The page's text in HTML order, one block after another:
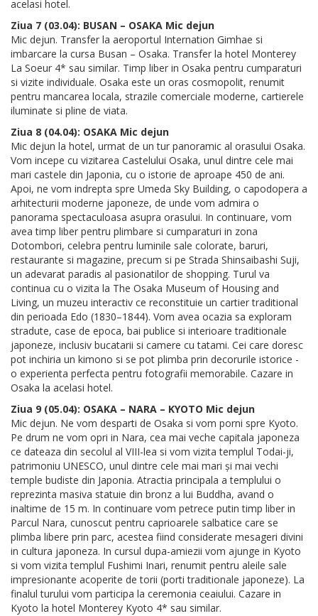
acelasi hotel.
Ziua 7 (03.04): BUSAN – OSAKA Mic dejun
Mic dejun. Transfer la aeroportul Internation Gimhae si
imbarcare la cursa Busan – Osaka. Transfer la hotel Monterey
La Soeur 4* sau similar. Timp liber in Osaka pentru cumparaturi
si vizite individuale. Osaka este un oras cosmopolit, renumit
pentru mancarea locala, strazile comerciale moderne, cartierele
iluminate si pline de viata.
Ziua 8 (04.04): OSAKA Mic dejun
Mic dejun la hotel, urmat de un tur panoramic al orasului Osaka.
Vom incepe cu vizitarea Castelului Osaka, unul dintre cele mai
mari castele din Japonia, cu o istorie de aproape 450 de ani.
Apoi, ne vom indrepta spre Umeda Sky Building, o capodopera a
arhitecturii moderne japoneze, de unde vom admira o
panorama spectaculoasa asupra orasului. In continuare, vom
avea timp liber pentru plimbare si cumparaturi in zona
Dotombori, celebra pentru luminile sale colorate, baruri,
restaurante si magazine, precum si pe Strada Shinsaibashi Suji,
un adevarat paradis al pasionatilor de shopping. Turul va
continua cu o vizita la The Osaka Museum of Housing and
Living, un muzeu interactiv ce reconstituie un cartier traditional
din perioada Edo (1830–1844). Vom avea ocazia sa exploram
stradute, case de epoca, bai publice si interioare traditionale
japoneze, inclusiv bucatarii si camere cu tatami. Cei care doresc
pot inchiria un kimono si se pot plimba prin decorurile istorice -
o experienta perfecta pentru fotografii memorabile. Cazare in
Osaka la acelasi hotel.
Ziua 9 (05.04): OSAKA – NARA – KYOTO Mic dejun
Mic dejun. Ne vom desparti de Osaka si vom porni spre Kyoto.
Pe drum ne vom opri in Nara, cea mai veche capitala japoneza
ce dateaza din secolul al VIII-lea si vom vizita templul Todai-ji,
patrimoniu UNESCO, unul dintre cele mai mari și mai vechi
temple budiste din Japonia. Atractia principala a templului o
reprezinta masiva statuie din bronz a lui Buddha, avand o
inaltime de 15 m. In continuare vom petrece putin timp liber in
Parcul Nara, cunoscut pentru caprioarele salbatice care se
plimba libere prin parc, acestea fiind considerate mesageri divini
in cultura japoneza. In cursul dupa-amiezii vom ajunge in Kyoto
si vom vizita templul Fushimi Inari, renumit pentru aleile sale
impresionante acoperite de torii (porti traditionale japoneze). La
finalul turului vom participa la ceremonia ceaiului. Cazare in
Kyoto la hotel Monterey Kyoto 4* sau similar.